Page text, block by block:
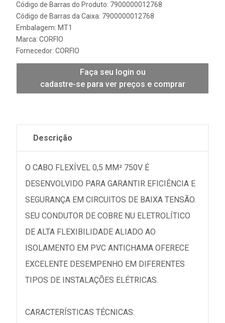
Código de Barras do Produto: 7900000012768
Código de Barras da Caixa: 7900000012768
Embalagem: MT1
Marca: CORFIO
Fornecedor: CORFIO
Faça seu login ou
cadastre-se para ver preços e comprar
Descrição
O CABO FLEXÍVEL 0,5 MM² 750V É
DESENVOLVIDO PARA GARANTIR EFICIÊNCIA E
SEGURANÇA EM CIRCUITOS DE BAIXA TENSÃO.
SEU CONDUTOR DE COBRE NU ELETROLÍTICO
DE ALTA FLEXIBILIDADE ALIADO AO
ISOLAMENTO EM PVC ANTICHAMA OFERECE
EXCELENTE DESEMPENHO EM DIFERENTES
TIPOS DE INSTALAÇÕES ELÉTRICAS.
CARACTERÍSTICAS TÉCNICAS: